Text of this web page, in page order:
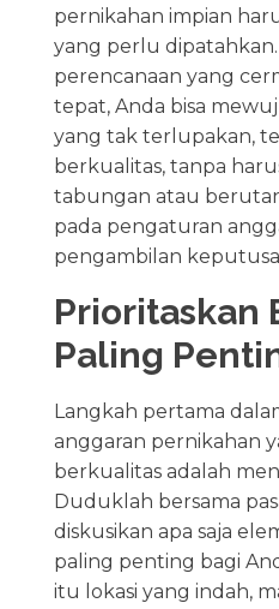
pernikahan impian
yang perlu
perencanaan yang
tepat, Anda bisa
yang tak terlupakan,
berkualitas, tanpa
tabungan atau
pada pengaturan
pengambilan
Prioritaskan
Paling
Langkah pertama
anggaran pernikahan
berkualitas adalah
Duduklah bersama
diskusikan apa saja
paling penting bagi
itu lokasi yang indah,